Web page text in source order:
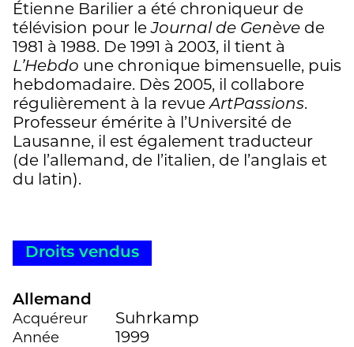
Étienne Barilier a été chroniqueur de
télévision pour leJournal de Genève de
1981 à 1988. De 1991 à 2003, il tient à
L’Hebdo une chronique bimensuelle, puis
hebdomadaire. Dès 2005, il collabore
régulièrement à la revueArtPassions.
Professeur émérite à l’Université de
Lausanne, il est également traducteur
(de l’allemand, de l’italien, de l’anglais et
du latin).
Droits vendus
Allemand
Acquéreur Suhrkamp
Année 1999